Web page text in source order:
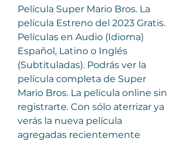
Película Super Mario Bros. La
película Estreno del 2023 Gratis.
Películas en Audio (Idioma)
Español, Latino o Inglés
(Subtituladas). Podrás ver la
película completa de Super
Mario Bros. La película online sin
registrarte. Con sólo aterrizar ya
verás la nueva película
agregadas recientemente